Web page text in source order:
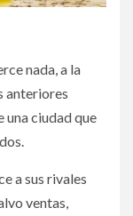
nada, a la
anteriores
una ciudad que
a sus rivales
ventas,